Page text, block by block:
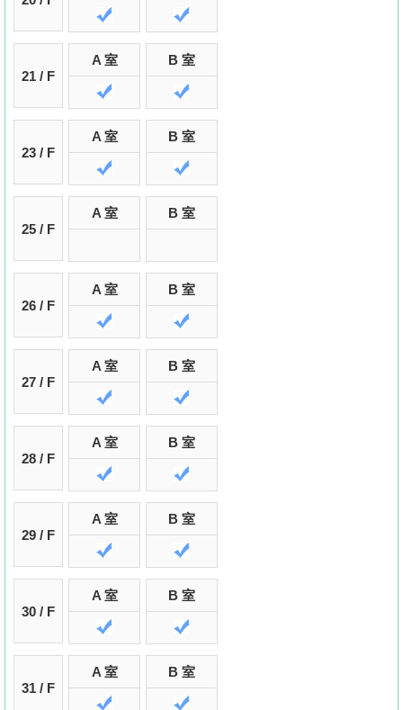
21 / F
A 室 B 室
23 / F
A 室 B 室
25 / F
A 室 B 室
26 / F
A 室 B 室
27 / F
A 室 B 室
28 / F
A 室 B 室
29 / F
A 室 B 室
30 / F
A 室 B 室
31 / F
A 室 B 室